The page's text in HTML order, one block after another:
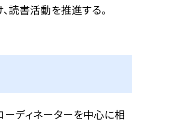
読書活動を推進する。
ディネーターを中心に相